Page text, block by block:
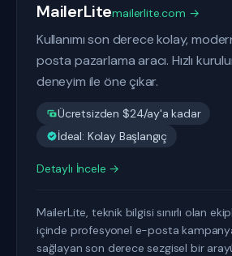
MailerLitemailerlite.com →
Kullanımı son derece kolay,
posta pazarlama aracı. Hızlı
deneyim ile öne çıkar.
Ücretsizden $24/ay'a kadar
İdeal: Kolay Başlangıç
Detaylı İncele →
MailerLite, teknik bilgisi sınırlı olan
içinde profesyonel e-posta
sağlayan son derece sezgisel bir